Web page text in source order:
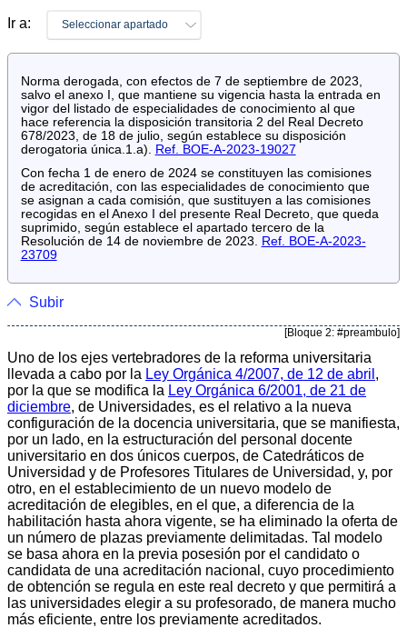
Ir a: Seleccionar apartado
Norma derogada, con efectos de 7 de septiembre de 2023,
salvo el anexo I, que mantiene su vigencia hasta la entrada en
vigor del listado de especialidades de conocimiento al que
hace referencia la disposición transitoria 2 del Real Decreto
678/2023, de 18 de julio, según establece su disposición
derogatoria única.1.a). Ref. BOE-A-2023-19027
Con fecha 1 de enero de 2024 se constituyen las comisiones
de acreditación, con las especialidades de conocimiento que
se asignan a cada comisión, que sustituyen a las comisiones
recogidas en el Anexo I del presente Real Decreto, que queda
suprimido, según establece el apartado tercero de la
Resolución de 14 de noviembre de 2023. Ref. BOE-A-2023-
23709
Subir
[Bloque 2: #preambulo]
Uno de los ejes vertebradores de la reforma universitaria
llevada a cabo por la Ley Orgánica 4/2007, de 12 de abril ,
por la que se modifica la Ley Orgánica 6/2001, de 21 de
diciembre, de Universidades, es el relativo a la nueva
configuración de la docencia universitaria, que se manifiesta,
por un lado, en la estructuración del personal docente
universitario en dos únicos cuerpos, de Catedráticos de
Universidad y de Profesores Titulares de Universidad, y, por
otro, en el establecimiento de un nuevo modelo de
acreditación de elegibles, en el que, a diferencia de la
habilitación hasta ahora vigente, se ha eliminado la oferta de
un número de plazas previamente delimitadas. Tal modelo
se basa ahora en la previa posesión por el candidato o
candidata de una acreditación nacional, cuyo procedimiento
de obtención se regula en este real decreto y que permitirá a
las universidades elegir a su profesorado, de manera mucho
más eficiente, entre los previamente acreditados.